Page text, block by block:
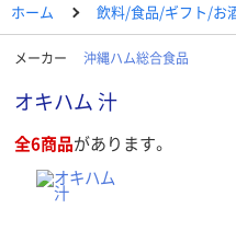
ホーム 飲料/食品/ギフト/お
メーカー 沖縄ハム総合食品
オキハム 汁
全6商品があります。